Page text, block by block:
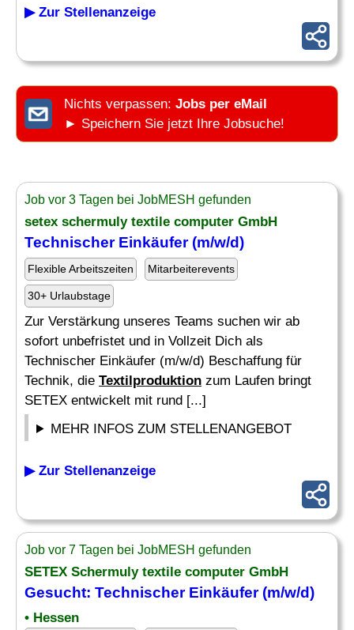
▶ Zur Stellenanzeige
Nichts verpassen: Jobs per eMail
► Speichern Sie jetzt Ihre Jobsuche!
Job vor 3 Tagen bei JobMESH gefunden
setex schermuly textile computer GmbH
Technischer Einkäufer (m/w/d)
Flexible Arbeitszeiten Mitarbeiterevents
30+ Urlaubstage
Zur Verstärkung unseres Teams suchen wir ab
sofort unbefristet und in Vollzeit Dich als
Technischer Einkäufer (m/w/d) Beschaffung für
Technik, die Textilproduktion zum Laufen bringt
SETEX entwickelt mit rund [...]
MEHR INFOS ZUM STELLENANGEBOT
▶ Zur Stellenanzeige
Job vor 7 Tagen bei JobMESH gefunden
SETEX Schermuly textile computer GmbH
Gesucht: Technischer Einkäufer (m/w/d)
• Hessen